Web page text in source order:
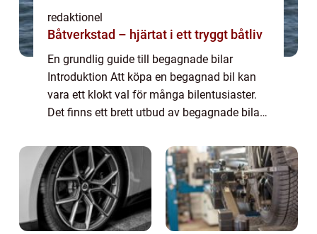
redaktionel
Båtverkstad – hjärtat i ett tryggt båtliv
En grundlig guide till begagnade bilar
Introduktion Att köpa en begagnad bil kan
vara ett klokt val för många bilentusiaster.
Det finns ett brett utbud av begagnade bilar
köpare möjlighet att hitta en bil so...